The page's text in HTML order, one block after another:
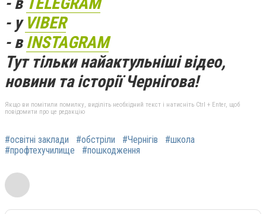
- у VIBER
- вINSTAGRAM
Тут тільки найактульніші відео,
новини та історії Чернігова!
Якщо ви помітили помилку, виділіть необхідний текст і натисніть Ctrl + Enter, щоб
повідомити про це редакцію
#освітні заклади #обстріли #Чернігів
#школа
#профтехучилище
#пошкодження